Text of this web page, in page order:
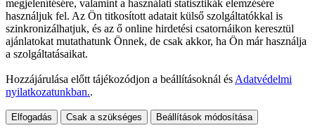
megjelenítésére, valamint a használati statisztikák elemzésére
használjuk fel. Az Ön titkosított adatait külső szolgáltatókkal is
szinkronizálhatjuk, és az ő online hirdetési csatornáikon keresztül
ajánlatokat mutathatunk Önnek, de csak akkor, ha Ön már használja
a szolgáltatásaikat.
Hozzájárulása előtt tájékozódjon a beállításoknál és Adatvédelmi
nyilatkozatunkban..
Elfogadás Csak a szükséges Beállítások módosítása